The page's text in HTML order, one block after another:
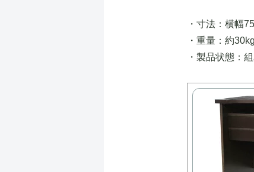
・寸法：横幅
・重量：約30kg
・製品状態：